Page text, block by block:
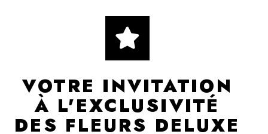
VOTRE INVITATION
À L'EXCLUSIVITÉ
DES FLEURS DELUXE